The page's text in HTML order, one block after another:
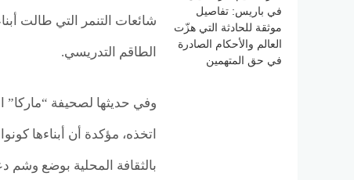
في باريس: تفاصيل
موثقة للحادثة التي هزّت
العالم والأحكام الصادرة
في حق المتهمين
شائعات التنمر التي طالت
الطاقم التدريسي.
وفي حديثها لصحيفة “ماركا”
اتخذه، مؤكدة أن أبناءها
بالثقافة المحلية بوضع وشم